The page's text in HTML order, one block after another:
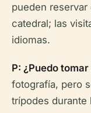
pueden
catedral; las
idiomas.
P: ¿Puedo
fotografía, pero
trípodes durante